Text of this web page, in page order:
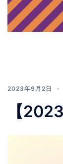
2023年9月2日
【